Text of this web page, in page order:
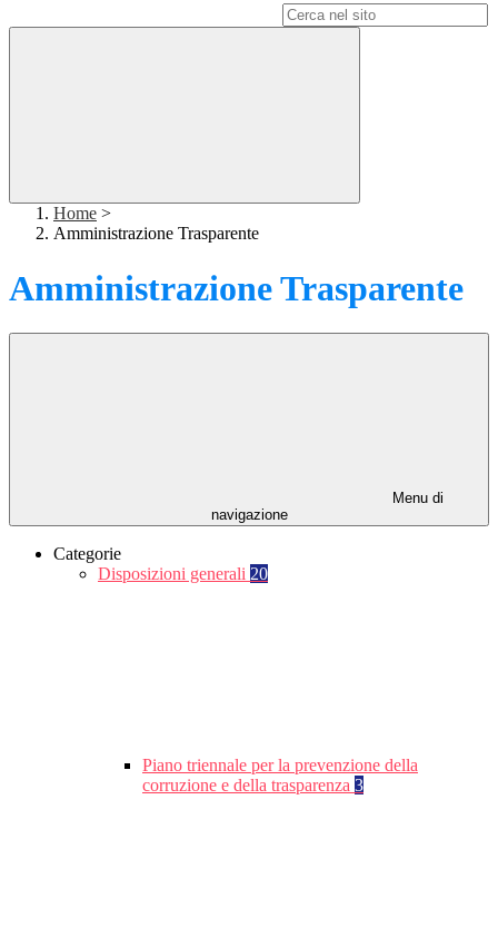
Home >
Amministrazione Trasparente
Amministrazione Trasparente
Menu di
navigazione
Categorie
Disposizioni generali 20
Piano triennale per la prevenzione della
corruzione e della trasparenza 3